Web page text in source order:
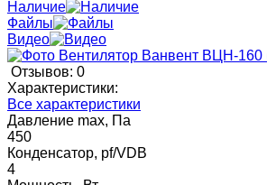
Наличие
Файлы
Видео
Отзывов: 0
Характеристики:
Все характеристики
Давление max, Па
450
Конденсатор, pf/VDB
4